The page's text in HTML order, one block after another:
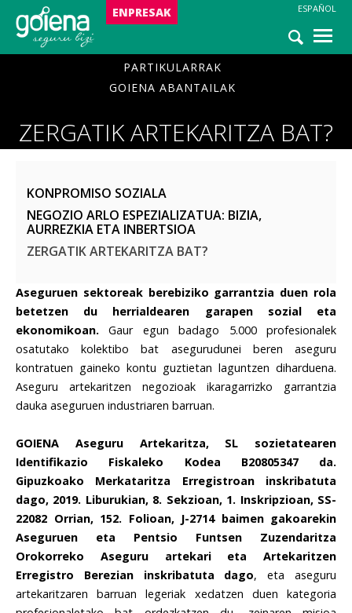
ENPRESAK ESPAÑOL
ALBISTEAK
PARTIKULARRAK
GOIENA ABANTAILAK
ZERGATIK ARTEKARITZA BAT?
KONPROMISO SOZIALA
NEGOZIO ARLO ESPEZIALIZATUA: BIZIA,
AURREZKIA ETA INBERTSIOA
ZERGATIK ARTEKARITZA BAT?
Aseguruen sektoreak berebiziko garrantzia duen rola
betetzen du herrialdearen garapen sozial eta
ekonomikoan. Gaur egun badago 5.000 profesionalek
osatutako kolektibo bat asegurudunei beren aseguru
kontratuen gaineko kontu guztietan laguntzen diharduena.
Aseguru artekaritzen negozioak ikaragarrizko garrantzia
dauka aseguruen industriaren barruan.
GOIENA Aseguru Artekaritza, SL sozietatearen
Identifikazio Fiskaleko Kodea B20805347 da.
Gipuzkoako Merkataritza Erregistroan inskribatuta
dago, 2019. Liburukian, 8. Sekzioan, 1. Inskripzioan, SS-
22082 Orrian, 152. Folioan, J-2714 baimen gakoarekin
Aseguruen eta Pentsio Funtsen Zuzendaritza
Orokorreko Aseguru artekari eta Artekaritzen
Erregistro Berezian inskribatuta dago, eta aseguru
artekaritzaren barruan legeriak xedatzen duen kategoria